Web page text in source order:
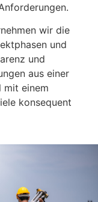
wir die
und
und
aus einer
mit einem
konsequent